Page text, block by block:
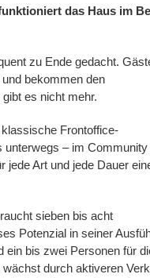
das Haus im
zu Ende gedacht.
bekommen den
es nicht mehr.
Frontoffice-
unterwegs – im Community
jede Art und jede Dauer
sieben bis acht
Potenzial in seiner
ein bis zwei Personen für
durch aktiveren